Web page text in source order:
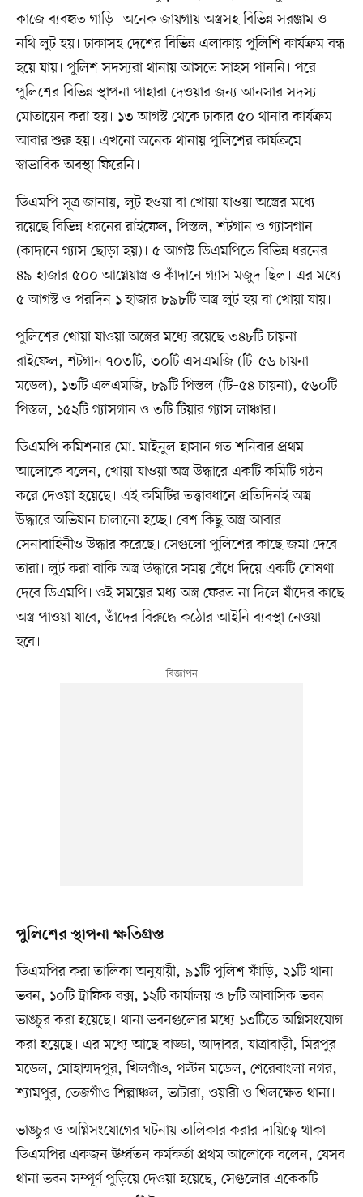
কাজে ব্যবহৃত গাড়ি। অনেক জায়গায় অস্ত্রসহ বিভিন্ন সরঞ্জাম ও
নথি লুট হয়। ঢাকাসহ দেশের বিভিন্ন এলাকায় পুলিশি কার্যক্রম বন্ধ
হয়ে যায়। পুলিশ সদস্যরা থানায় আসতে সাহস পাননি। পরে
পুলিশের বিভিন্ন স্থাপনা পাহারা দেওয়ার জন্য আনসার সদস্য
মোতায়েন করা হয়। ১৩ আগস্ট থেকে ঢাকার ৫০ থানার কার্যক্রম
আবার শুরু হয়। এখনো অনেক থানায় পুলিশের কার্যক্রমে
স্বাভাবিক অবস্থা ফিরেনি।
ডিএমপি সূত্র জানায়, লুট হওয়া বা খোয়া যাওয়া অস্ত্রের মধ্যে
রয়েছে বিভিন্ন ধরনের রাইফেল, পিস্তল, শটগান ও গ্যাসগান
(কাদানে গ্যাস ছোড়া হয়)। ৫ আগস্ট ডিএমপিতে বিভিন্ন ধরনের
৪৯ হাজার ৫০০ আগ্নেয়াস্ত্র ও কাঁদানে গ্যাস মজুদ ছিল। এর মধ্যে
৫ আগস্ট ও পরদিন ১ হাজার ৮৯৮টি অস্ত্র লুট হয় বা খোয়া যায়।
পুলিশের খোয়া যাওয়া অস্ত্রের মধ্যে রয়েছে ৩৪৮টি চায়না
রাইফেল, শটগান ৭০৩টি, ৩০টি এসএমজি (টি–৫৬ চায়না
মডেল), ১৩টি এলএমজি, ৮৯টি পিস্তল (টি–৫৪ চায়না), ৫৬০টি
পিস্তল, ১৫২টি গ্যাসগান ও ৩টি টিয়ার গ্যাস লাঞ্চার।
ডিএমপি কমিশনার মো. মাইনুল হাসান গত শনিবার প্রথম
আলোকে বলেন, খোয়া যাওয়া অস্ত্র উদ্ধারে একটি কমিটি গঠন
করে দেওয়া হয়েছে। এই কমিটির তত্ত্বাবধানে প্রতিদিনই অস্ত্র
উদ্ধারে অভিযান চালানো হচ্ছে। বেশ কিছু অস্ত্র আবার
সেনাবাহিনীও উদ্ধার করেছে। সেগুলো পুলিশের কাছে জমা দেবে
তারা। লুট করা বাকি অস্ত্র উদ্ধারে সময় বেঁধে দিয়ে একটি ঘোষণা
দেবে ডিএমপি। ওই সময়ের মধ্য অস্ত্র ফেরত না দিলে যাঁদের কাছে
অস্ত্র পাওয়া যাবে, তাঁদের বিরুদ্ধে কঠোর আইনি ব্যবস্থা নেওয়া
হবে।
পুলিশের স্থাপনা ক্ষতিগ্রস্ত
ডিএমপির করা তালিকা অনুযায়ী, ৯১টি পুলিশ ফাঁড়ি, ২১টি থানা
ভবন, ১০টি ট্রাফিক বক্স, ১২টি কার্যালয় ও ৮টি আবাসিক ভবন
ভাঙচুর করা হয়েছে। থানা ভবনগুলোর মধ্যে ১৩টিতে অগ্নিসংযোগ
করা হয়েছে। এর মধ্যে আছে বাড্ডা, আদাবর, যাত্রাবাড়ী, মিরপুর
মডেল, মোহাম্মদপুর, খিলগাঁও, পল্টন মডেল, শেরেবাংলা নগর,
শ্যামপুর, তেজগাঁও শিল্পাঞ্চল, ভাটারা, ওয়ারী ও খিলক্ষেত থানা।
ভাঙচুর ও অগ্নিসংযোগের ঘটনায় তালিকার করার দায়িত্বে থাকা
ডিএমপির একজন ঊর্ধ্বতন কর্মকর্তা প্রথম আলোকে বলেন, যেসব
থানা ভবন সম্পূর্ণ পুড়িয়ে দেওয়া হয়েছে, সেগুলোর একেকটি